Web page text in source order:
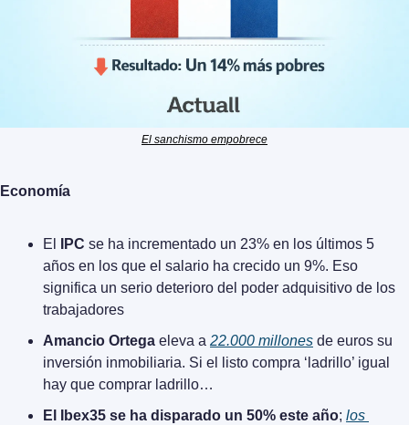
El sanchismo empobrece
Economía
El IPC se ha incrementado un 23% en los últimos 5
años en los que el salario ha crecido un 9%. Eso
significa un serio deterioro del poder adquisitivo de los
trabajadores
Amancio Ortega eleva a 22.000 millones de euros su
inversión inmobiliaria. Si el listo compra ‘ladrillo’ igual
hay que comprar ladrillo…
El Ibex35 se ha disparado un 50% este año; los